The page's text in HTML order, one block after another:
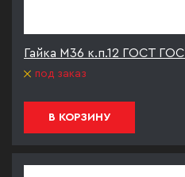
Гайка М36 к.п.12 ГОСТ
под заказ
В КОРЗИНУ